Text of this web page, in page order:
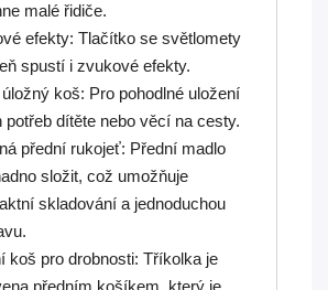
malé řidiče.
efekty: Tlačítko se světlomety
spustí i zvukové efekty.
koš: Pro pohodlné uložení
potřeb dítěte nebo věcí na cesty.
přední rukojeť: Přední madlo
složit, což umožňuje
skladování a jednoduchou
koš pro drobnosti: Tříkolka je
předním košíkem, který je